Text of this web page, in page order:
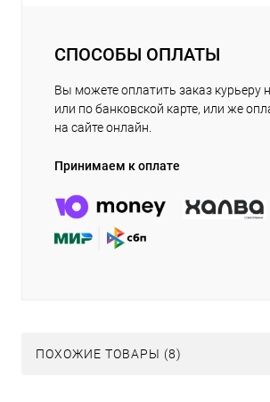
СПОСОБЫ ОПЛАТЫ
Вы можете оплатить заказ курьеру
или по банковской карте, или же
на сайте онлайн.
Принимаем к оплате
ПОХОЖИЕ ТОВАРЫ (8)